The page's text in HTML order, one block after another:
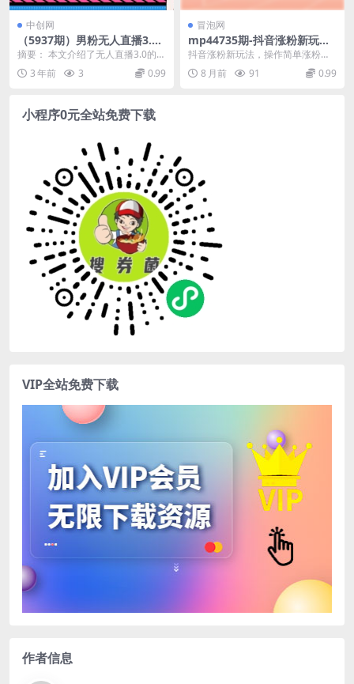
中创网
（5937期）男粉无人直播3.0
私域变现日产1000+，零基础
小白上手简单，适合个人或工
作室(探索男粉无人直播3.0私
摘要： 本文介绍了无人直播3.0的玩
法，这是继无人直播2.0之后的升级
版本。该版...
3 年前 3 0.99
冒泡网
mp44735期-抖音涨粉新玩
法，操作简单涨粉快，实操3
天涨万粉
抖音涨粉新玩法，操作简单涨粉
快，实操3天涨万粉 项目介绍： 今
天分享一个抖音涨粉...
8 月前 91 0.99
小程序0元全站免费下载
VIP全站免费下载
作者信息